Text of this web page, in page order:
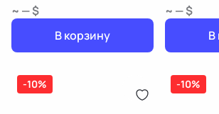
~ — $
В корзину
~ — $
В
-10% -10%